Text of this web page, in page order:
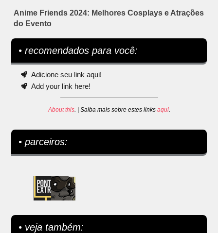
Anime Friends 2024: Melhores Cosplays e Atrações
do Evento
• recomendados para você:
Adicione seu link aqui!
Add your link here!
About this. | Saiba mais sobre estes links aqui.
• parceiros:
• veja também: